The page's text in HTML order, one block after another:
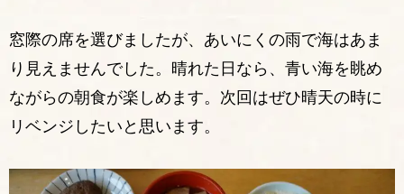
窓際の席を選びましたが、あいにくの雨で海はあま
り見えませんでした。晴れた日なら、青い海を眺め
ながらの朝食が楽しめます。次回はぜひ晴天の時に
リベンジしたいと思います。